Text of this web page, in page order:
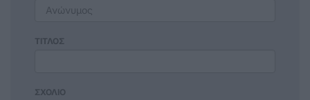
ΤΙΤΛΟΣ
ΣΧΟΛΙΟ